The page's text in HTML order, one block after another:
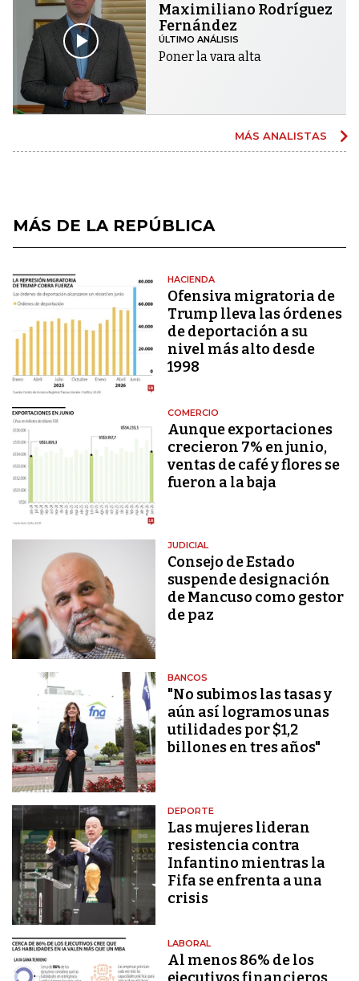
Maximiliano Rodríguez
Fernández
ÚLTIMO ANÁLISIS
Poner la vara alta
MÁS ANALISTAS
MÁS DE LA REPÚBLICA
HACIENDA
Ofensiva migratoria de
Trump lleva las órdenes
de deportación a su
nivel más alto desde
1998
COMERCIO
Aunque exportaciones
crecieron 7% en junio,
ventas de café y flores se
fueron a la baja
JUDICIAL
Consejo de Estado
suspende designación
de Mancuso como gestor
de paz
BANCOS
"No subimos las tasas y
aún así logramos unas
utilidades por $1,2
billones en tres años"
DEPORTE
Las mujeres lideran
resistencia contra
Infantino mientras la
Fifa se enfrenta a una
crisis
LABORAL
Al menos 86% de los